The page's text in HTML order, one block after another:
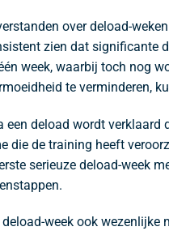
over deload-
zien dat significante
week, waarbij toch nog
te verminderen,
deload wordt
die de training heeft
serieuze deload-week
week ook